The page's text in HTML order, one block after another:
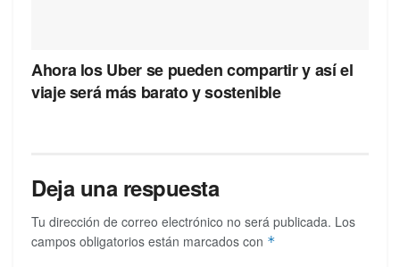
Ahora los Uber se pueden compartir y así el
viaje será más barato y sostenible
Deja una respuesta
Tu dirección de correo electrónico no será publicada. Los
campos obligatorios están marcados con *